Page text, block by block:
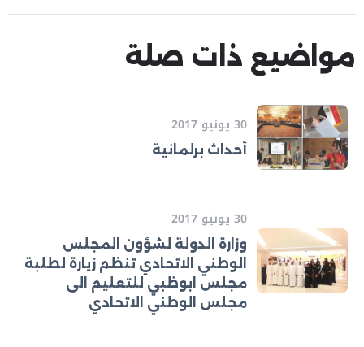
مواضيع ذات صلة
30 يونيو 2017
أحداث برلمانية
30 يونيو 2017
وزارة الدولة لشؤون المجلس
الوطني الاتحادي تنظم زيارة لطلبة
مجلس ابوظبي للتعليم الى
مجلس الوطني الاتحادي